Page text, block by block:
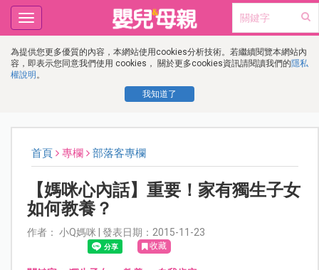
為提供您更多優質的內容，本網站使用cookies分析技術。若繼續閱覽本網站內
容，即表示您同意我們使用 cookies， 關於更多cookies資訊請閱讀我們的隱私
權說明 。
我知道了
Toggle
navigation
首頁 專欄 部落客專欄
【媽咪心內話】重要！家有獨生子女
如何教養？
作者： 小Q媽咪 | 發表日期：2015-11-23
收藏